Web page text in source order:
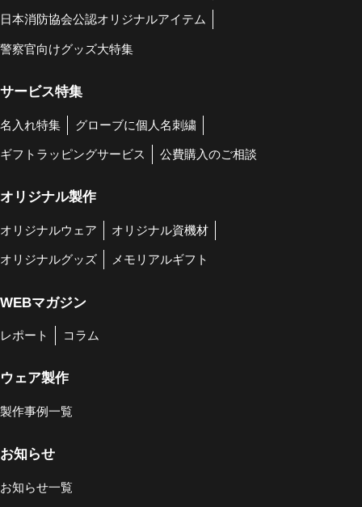
日本消防協会公認オリジナルアイテム
警察官向けグッズ大特集
サービス特集
名入れ特集 グローブに個人名刺繍
ギフトラッピングサービス 公費購入のご相談
オリジナル製作
オリジナルウェア オリジナル資機材
オリジナルグッズ メモリアルギフト
WEBマガジン
レポート コラム
ウェア製作
製作事例一覧
お知らせ
お知らせ一覧